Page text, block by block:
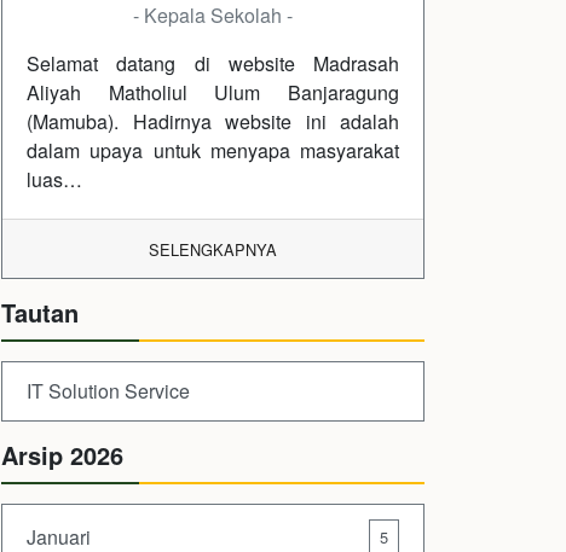
- Kepala Sekolah -
Selamat datang di website Madrasah
Aliyah Matholiul Ulum Banjaragung
(Mamuba). Hadirnya website ini adalah
dalam upaya untuk menyapa masyarakat
luas…
SELENGKAPNYA
Tautan
IT Solution Service
Arsip 2026
Januari 5